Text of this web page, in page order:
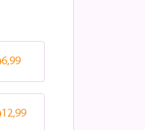
6,99
12,99